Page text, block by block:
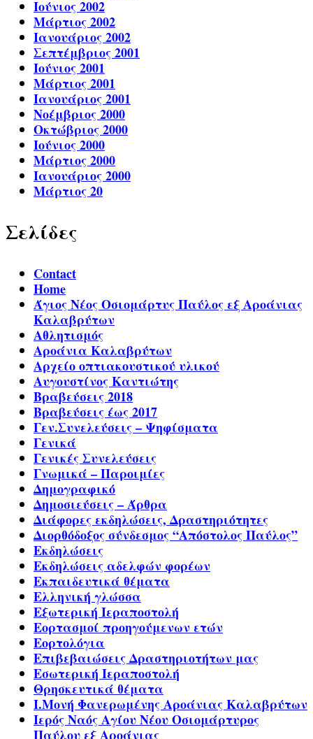
Ιούνιος 2002
Μάρτιος 2002
Ιανουάριος 2002
Σεπτέμβριος 2001
Ιούνιος 2001
Μάρτιος 2001
Ιανουάριος 2001
Νοέμβριος 2000
Οκτώβριος 2000
Ιούνιος 2000
Μάρτιος 2000
Ιανουάριος 2000
Μάρτιος 20
Σελίδες
Contact
Home
Άγιος Νέος Οσιομάρτυς Παύλος εξ Αροάνιας
Καλαβρύτων
Αθλητισμός
Αροάνια Καλαβρύτων
Αρχείο οπτιακουστικού υλικού
Αυγουστίνος Καντιώτης
Βραβεύσεις 2018
Βραβεύσεις έως 2017
Γεν.Συνελεύσεις – Ψηφίσματα
Γενικά
Γενικές Συνελεύσεις
Γνωμικά – Παροιμίες
Δημογραφικό
Δημοσιεύσεις – Άρθρα
Διάφορες εκδηλώσεις, Δραστηριότητες
Διορθόδοξος σύνδεσμος “Απόστολος Παύλος”
Εκδηλώσεις
Εκδηλώσεις αδελφών φορέων
Εκπαιδευτικά θέματα
Ελληνική γλώσσα
Εξωτερική Ιεραποστολή
Εορτασμοί προηγούμενων ετών
Εορτολόγια
Επιβεβαιώσεις Δραστηριοτήτων μας
Εσωτερική Ιεραποστολή
Θρησκευτικά θέματα
Ι.Μονή Φανερωμένης Αροάνιας Καλαβρύτων
Ιερός Ναός Αγίου Νέου Οσιομάρτυρος
Παύλου εξ Αροάνιας